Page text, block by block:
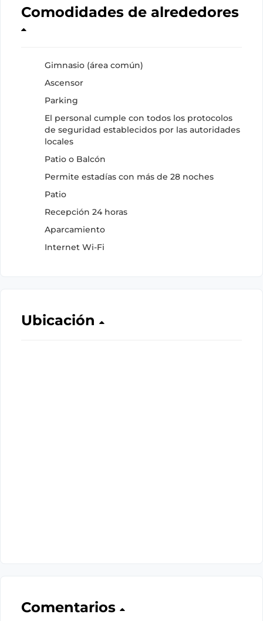
Comodidades de alrededores
Gimnasio (área común)
Ascensor
Parking
El personal cumple con todos los protocolos
de seguridad establecidos por las autoridades
locales
Patio o Balcón
Permite estadías con más de 28 noches
Patio
Recepción 24 horas
Aparcamiento
Internet Wi-Fi
Ubicación
Comentarios